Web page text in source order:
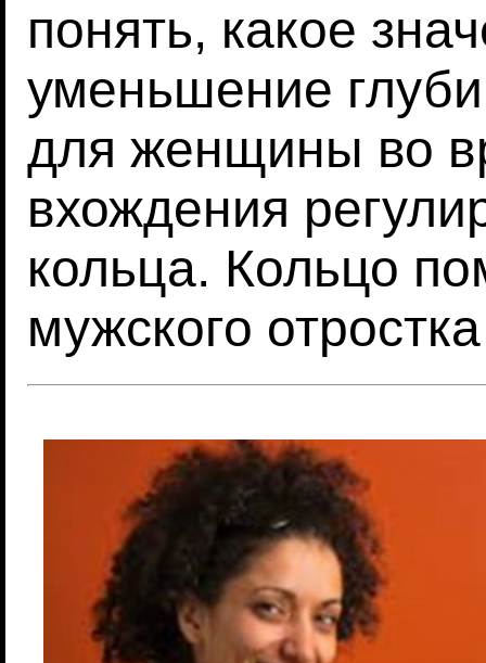
понять, какое
уменьшение
для женщины во
вхождения
кольца. Кольцо
мужского отростка